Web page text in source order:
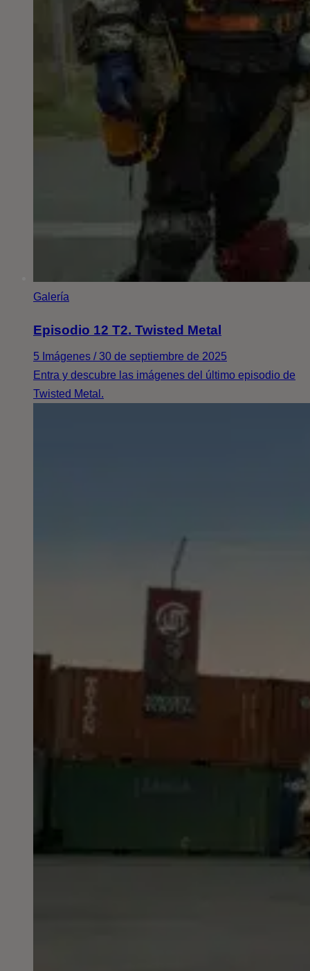
Galería
Episodio 12 T2. Twisted Metal
5 Imágenes / 30 de septiembre de 2025
Entra y descubre las imágenes del último episodio de
Twisted Metal.